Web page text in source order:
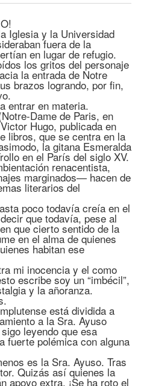
Iglesia y la Universidad
fuera de la
en lugar de refugio.
los gritos del personaje
la entrada de Notre
brazos logrando, por fin,
entrar en materia.
Dame de Paris, en
Hugo, publicada en
libros, que se centra en la
la gitana Esmeralda
en el París del siglo XV.
renacentista,
marginados— hacen de
literarios del
poco todavía creía en el
que todavía, pese al
que cierto sentido de la
en el alma de quienes
habitan ese
mi inocencia y el como
escribe soy un “imbécil”,
y la añoranza.
está dividida a
a la Sra. Ayuso
leyendo que esa
fuerte polémica con alguna
es la Sra. Ayuso. Tras
Quizás así quienes la
apoyo extra. ¡Se ha roto el